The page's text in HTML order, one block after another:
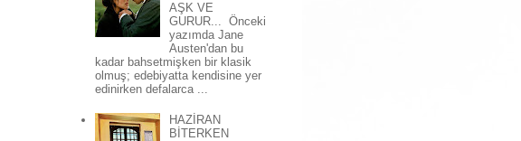
AŞK VE
GURUR... Önceki
yazımda Jane
Austen'dan bu
kadar bahsetmişken bir klasik
olmuş; edebiyatta kendisine yer
edinirken defalarca ...
HAZİRAN
BİTERKEN